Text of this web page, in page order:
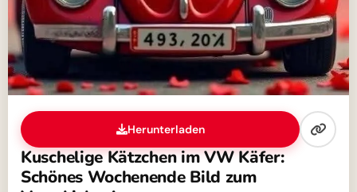
Herunterladen
Kuschelige Kätzchen im VW Käfer:
Schönes Wochenende Bild zum